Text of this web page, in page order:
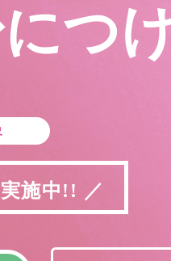
つ
施中!! ／